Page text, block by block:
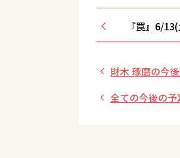
『罠』6/13(
財木 琢磨の今
全ての今後の予